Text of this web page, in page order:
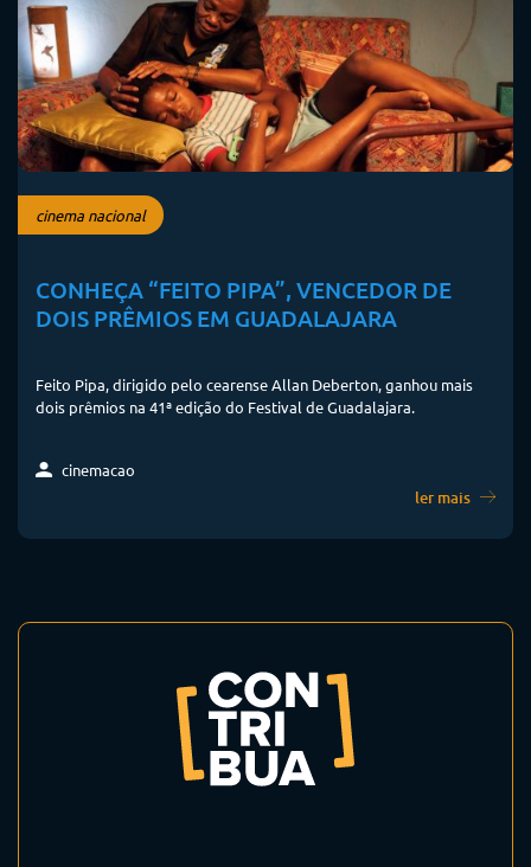
cinema nacional
CONHEÇA “FEITO PIPA”, VENCEDOR DE
DOIS PRÊMIOS EM GUADALAJARA
Feito Pipa, dirigido pelo cearense Allan Deberton, ganhou mais
dois prêmios na 41ª edição do Festival de Guadalajara.
cinemacao
ler mais